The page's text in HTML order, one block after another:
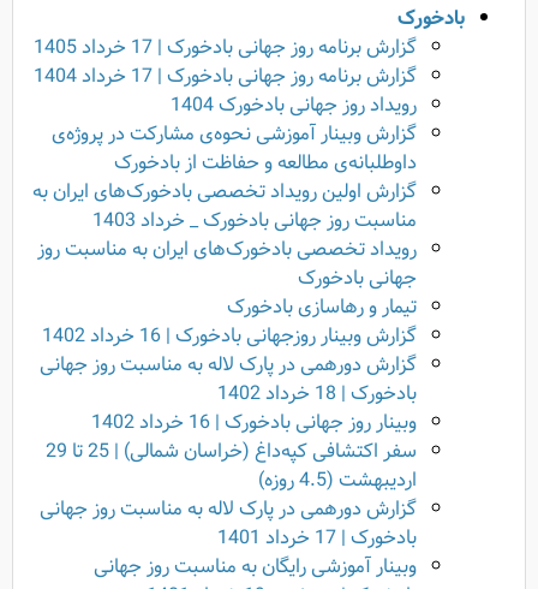
بادخورک
گزارش برنامه روز جهانی بادخورک | 17 خرداد 1405
گزارش برنامه روز جهانی بادخورک | 17 خرداد 1404
رویداد روز جهانی بادخورک 1404
گزارش وبینار آموزشی نحوه‌ی مشارکت در پروژه‌ی
داوطلبانه‌ی مطالعه و حفاظت از بادخورک‌
گزارش اولین رویداد تخصصی بادخورک‌های ایران به
مناسبت روز جهانی بادخورک _ خرداد 1403
رویداد تخصصی بادخورک‌های ایران به مناسبت روز
جهانی بادخورک
تیمار و رهاسازی بادخورک
گزارش وبینار روزجهانی بادخورک | 16 خرداد 1402
گزارش دورهمی در پارک لاله به مناسبت روز جهانی
بادخورک | 18 خرداد 1402
وبینار روز جهانی بادخورک | 16 خرداد 1402
سفر اکتشافی کپه‌داغ (خراسان شمالی) | 25 تا 29
اردیبهشت (4.5 روزه)
گزارش دورهمی در پارک لاله به مناسبت روز جهانی
بادخورک | 17 خرداد 1401
وبینار آموزشی رایگان به مناسبت روز جهانی